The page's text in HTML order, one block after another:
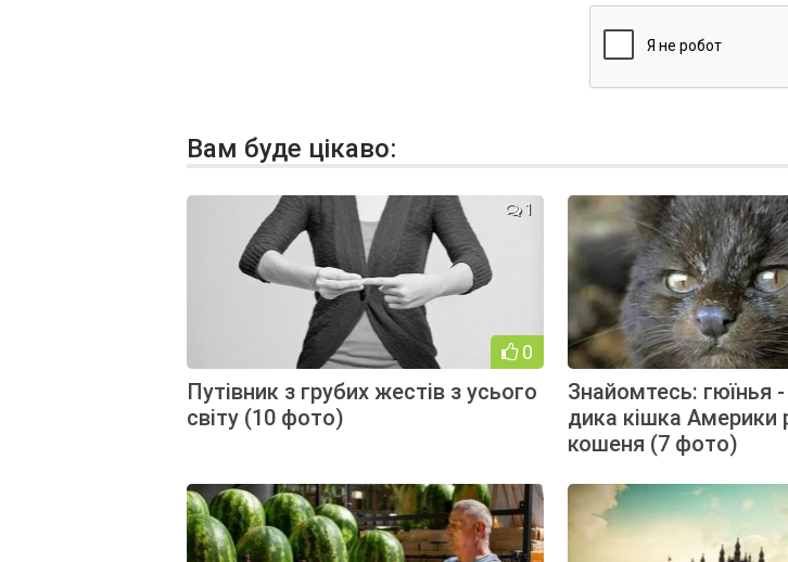
Вам буде цікаво:
0
1
Путівник з грубих жестів з усього
світу (10 фото)
Знайомтесь: гюїнья
дика кішка Америки
кошеня (7 фото)